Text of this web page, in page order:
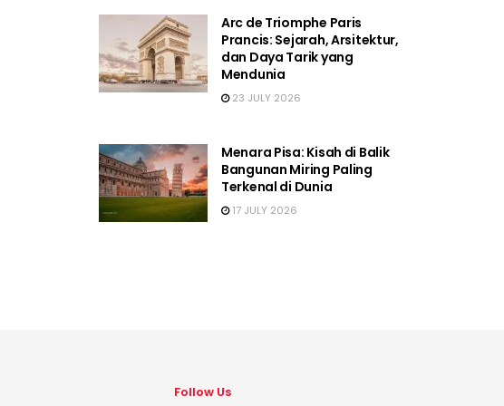
Arc de Triomphe Paris
Prancis: Sejarah, Arsitektur,
dan Daya Tarik yang
Mendunia
23 JULY 2026
Menara Pisa: Kisah di Balik
Bangunan Miring Paling
Terkenal di Dunia
17 JULY 2026
Follow Us